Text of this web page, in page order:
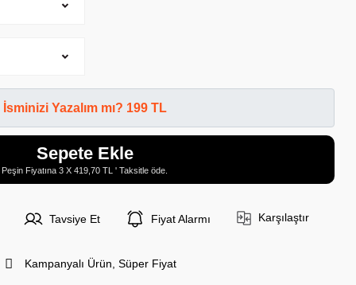
İsminizi Yazalım mı? 199 TL
Sepete Ekle
Peşin Fiyatına 3 X 419,70 TL ' Taksitle öde.
Tavsiye Et Fiyat Alarmı Karşılaştır
Kampanyalı Ürün, Süper Fiyat